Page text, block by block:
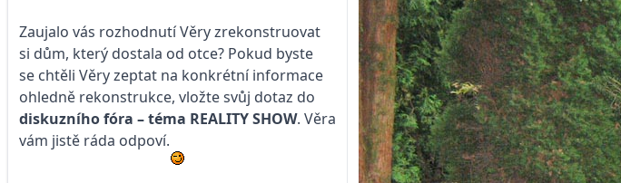
Zaujalo vás rozhodnutí Věry zrekonstruovat
si dům, který dostala od otce? Pokud byste
se chtěli Věry zeptat na konkrétní informace
ohledně rekonstrukce, vložte svůj dotaz do
diskuzního fóra – téma REALITY SHOW. Věra
vám jistě ráda odpoví.